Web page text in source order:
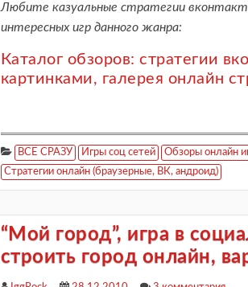
Любите казуальные стратегии
интересных игр данного жанра:
Каталог обзоров: стратегии
картинками, галерея онлайн
ВСЕ СРАЗУ Игры соц сетей
Обзоры онлайн
Стратегии онлайн (браузерные, ВК, андроид)
“Мой город”, игра в
строить город онлайн,